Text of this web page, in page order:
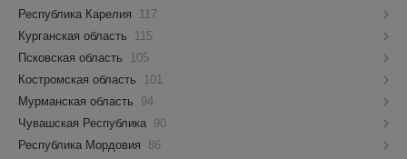
Республика Карелия
117
Курганская область
115
Псковская область
105
Костромская область
101
Мурманская область
94
Чувашская Республика 90
Республика Мордовия
86